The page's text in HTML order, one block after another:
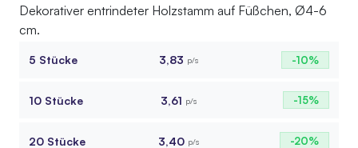
Dekorativer entrindeter Holzstamm auf Füßchen, Ø4-6
cm.
5 Stücke 3,83 p/s -10%
10 Stücke 3,61 p/s -15%
20 Stücke 3,40 p/s -20%